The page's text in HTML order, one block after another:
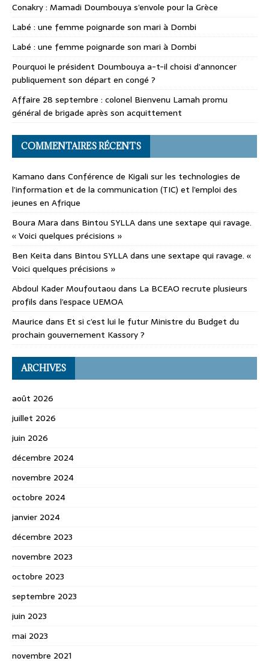
Conakry : Mamadi Doumbouya s’envole pour la Grèce
Labé : une femme poignarde son mari à Dombi
Labé : une femme poignarde son mari à Dombi
Pourquoi le président Doumbouya a-t-il choisi d’annoncer
publiquement son départ en congé ?
Affaire 28 septembre : colonel Bienvenu Lamah promu
général de brigade après son acquittement
COMMENTAIRES RÉCENTS
Kamano dans Conférence de Kigali sur les technologies de
l’information et de la communication (TIC) et l’emploi des
jeunes en Afrique
Boura Mara dans Bintou SYLLA dans une sextape qui ravage.
« Voici quelques précisions »
Ben Keita dans Bintou SYLLA dans une sextape qui ravage. «
Voici quelques précisions »
Abdoul Kader Moufoutaou dans La BCEAO recrute plusieurs
profils dans l’espace UEMOA
Maurice dans Et si c’est lui le futur Ministre du Budget du
prochain gouvernement Kassory ?
ARCHIVES
août 2026
juillet 2026
juin 2026
décembre 2024
novembre 2024
octobre 2024
janvier 2024
décembre 2023
novembre 2023
octobre 2023
septembre 2023
juin 2023
mai 2023
novembre 2021